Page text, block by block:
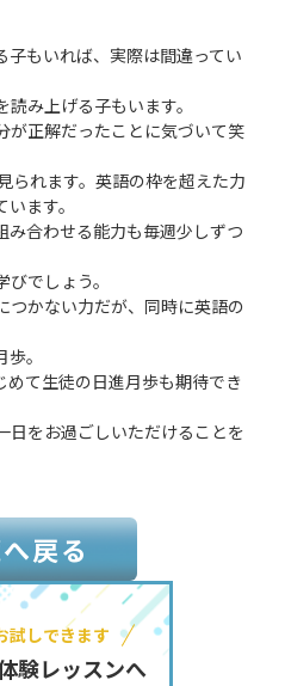
試しできます
験レッスンへ
子もいれば、実際は間違ってい
み上げる子もいます。
が正解だったことに気づいて笑
られます。英語の枠を超えた力
ます。
み合わせる能力も毎週少しずつ
でしょう。
つかない力だが、同時に英語の
。
て生徒の日進月歩も期待でき
日をお過ごしいただけることを
戻る